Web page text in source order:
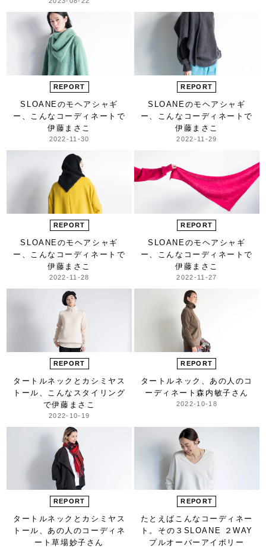
REPORT
SLOANEのモヘアシャギ
ー、
こんなコーディネートで
伊藤まさこ
2022-11-30
REPORT
SLOANEのモヘアシャギ
ー、
こんなコーディネートで
伊藤まさこ
2022-11-29
REPORT
SLOANEのモヘアシャギ
ー、
こんなコーディネートで
伊藤まさこ
2022-11-28
REPORT
SLOANEのモヘアシャギ
ー、
こんなコーディネートで
伊藤まさこ
2022-11-27
REPORT
タートルネックとカシミヤス
トール、
こんなスタイリング
で伊藤まさこ
2022-10-19
REPORT
タートルネック、 あの人のコ
ーディネート森内敏子さん
2022-10-18
REPORT
タートルネックとカシミヤス
トール、あの人のコーディネ
ート草場妙子さん
REPORT
たとえばこんな コーディネー
ト。その３ SLOANE ２WAY
プルオーバー アイボリー